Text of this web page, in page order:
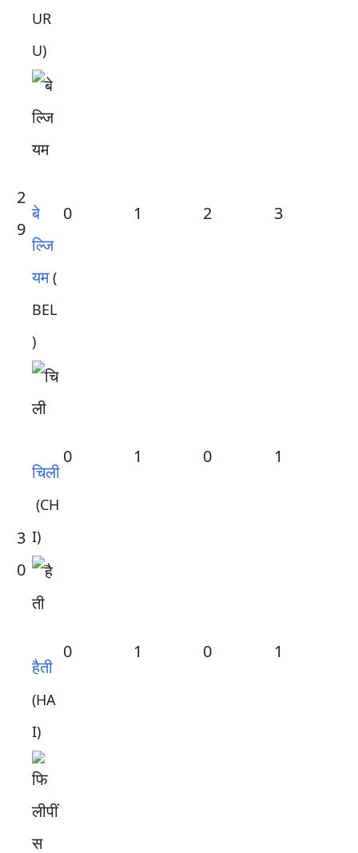
UR
U)
2
9
बे
ल्जि
यम (
BEL
)
0 1 2 3
3
0
चिली
(CH
I)
0 1 0 1
हैती
(HA
I)
0 1 0 1